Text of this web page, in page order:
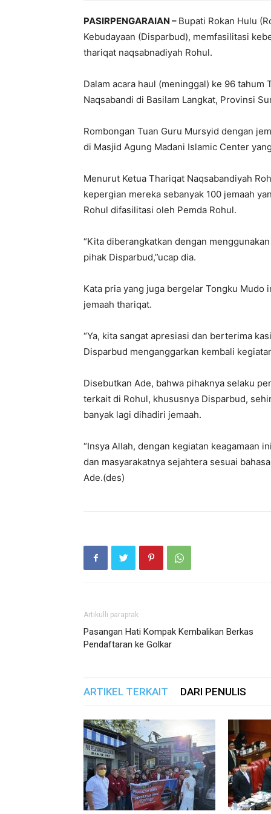
PASIRPENGARAIAN – Bupati Rokan Hulu
Kebudayaan (Disparbud), memfasilitasi
thariqat naqsabnadiyah Rohul.
Dalam acara haul (meninggal) ke 96 tahum
Naqsabandi di Basilam Langkat, Provinsi
Rombongan Tuan Guru Mursyid dengan
di Masjid Agung Madani Islamic Center
Menurut Ketua Thariqat Naqsabandiyah
kepergian mereka sebanyak 100 jemaah
Rohul difasilitasi oleh Pemda Rohul.
“Kita diberangkatkan dengan
pihak Disparbud,”ucap dia.
Kata pria yang juga bergelar Tongku
jemaah thariqat.
“Ya, kita sangat apresiasi dan berterima
Disparbud menganggarkan kembali
Disebutkan Ade, bahwa pihaknya selaku
terkait di Rohul, khususnya Disparbud,
banyak lagi dihadiri jemaah.
“Insya Allah, dengan kegiatan keagamaan
dan masyarakatnya sejahtera sesuai
Ade.(des)
Artikulli paraprak
Pasangan Hati Kompak Kembalikan Berkas
Pendaftaran ke Golkar
ARTIKEL TERKAIT DARI PENULIS